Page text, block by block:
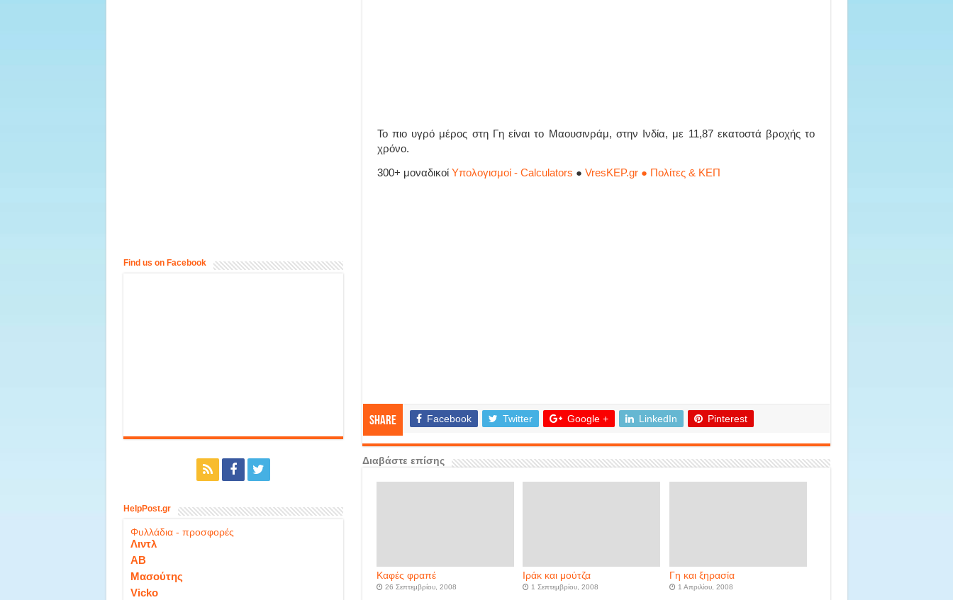
Το πιο υγρό μέρος στη Γη είναι το Μαουσινράμ, στην Ινδία, με 11,87 εκατοστά βροχής το
χρόνο.
300+ μοναδικοί Υπολογισμοί - Calculators ● VresKEP.gr ● Πολίτες & ΚΕΠ
Share Facebook Twitter Google + LinkedIn Pinterest
Διαβάστε επίσης
Καφές φραπέ
26 Σεπτεμβρίου, 2008
Ιράκ και μούτζα
1 Σεπτεμβρίου, 2008
Γη και ξηρασία
1 Απριλίου, 2008
Find us on Facebook
HelpPost.gr
Φυλλάδια - προσφορές
Λιντλ
ΑΒ
Μασούτης
Vicko